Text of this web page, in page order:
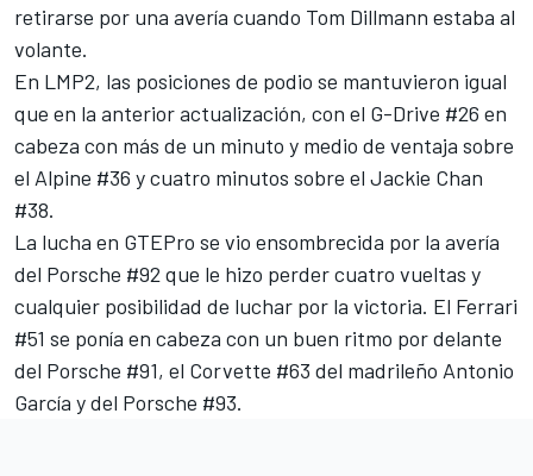
retirarse por una avería cuando Tom Dillmann estaba al
volante.
En LMP2, las posiciones de podio se mantuvieron igual
que en la anterior actualización, con el G-Drive #26 en
cabeza con más de un minuto y medio de ventaja sobre
el Alpine #36 y cuatro minutos sobre el Jackie Chan
#38.
La lucha en GTEPro se vio ensombrecida por la avería
del Porsche #92 que le hizo perder cuatro vueltas y
cualquier posibilidad de luchar por la victoria. El Ferrari
#51 se ponía en cabeza con un buen ritmo por delante
del Porsche #91, el Corvette #63 del madrileño Antonio
García y del Porsche #93.